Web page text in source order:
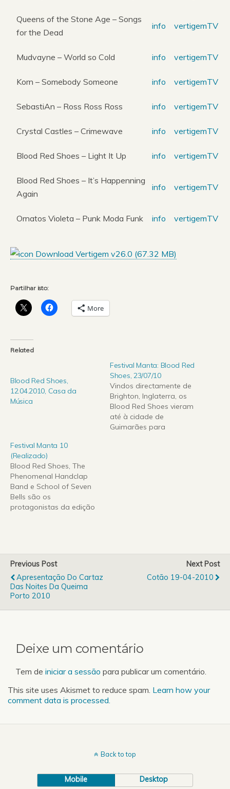
Queens of the Stone Age – Songs
for the Dead
info vertigemTV
Mudvayne – World so Cold info vertigemTV
Korn – Somebody Someone info vertigemTV
SebastiAn – Ross Ross Ross info vertigemTV
Crystal Castles – Crimewave info vertigemTV
Blood Red Shoes – Light It Up info vertigemTV
Blood Red Shoes – It’s Happenning
Again
info vertigemTV
Ornatos Violeta – Punk Moda Funk info vertigemTV
Download Vertigem v26.0 (67.32 MB)
Partilhar isto:
More
Related
Blood Red Shoes,
12.04.2010, Casa da
Música
Festival Manta: Blood Red
Shoes, 23/07/10
Vindos directamente de
Brighton, Inglaterra, os
Blood Red Shoes vieram
até à cidade de
Guimarães para
Festival Manta 10
(Realizado)
Blood Red Shoes, The
Phenomenal Handclap
Band e School of Seven
Bells são os
protagonistas da edição
Flor entre 22 e 24 de
Julho.Os Blood Red Shoes
regressam assim a
Portugal, poucos meses
depois de…
Previous Post
Apresentação Do Cartaz
Das Noites Da Queima
Porto 2010
Next Post
Cotão 19-04-2010
Deixe um comentário
Tem de iniciar a sessão para publicar um comentário.
This site uses Akismet to reduce spam. Learn how your
comment data is processed.
Back to top
Mobile Desktop